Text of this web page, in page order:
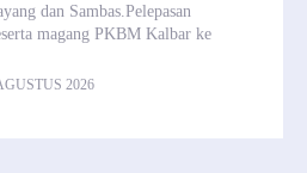
dan Sambas.Pelepasan
magang PKBM Kalbar ke
2026